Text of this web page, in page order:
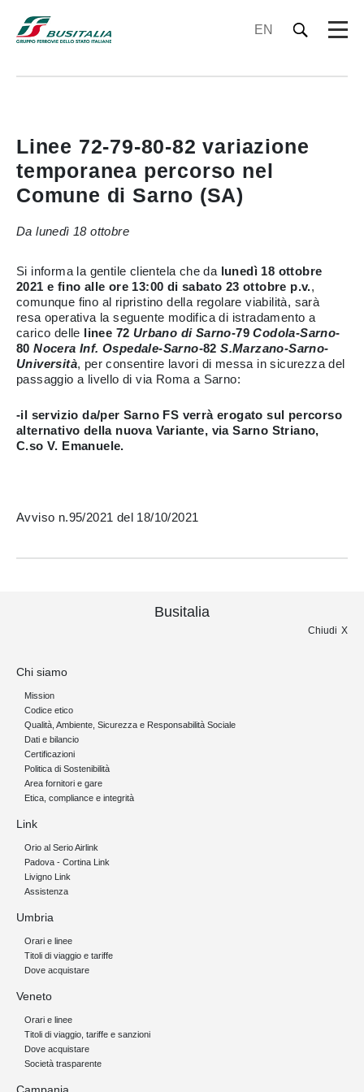
EN
Linee 72-79-80-82 variazione
temporanea percorso nel
Comune di Sarno (SA)
Da lunedì 18 ottobre
Si informa la gentile clientela che da lunedì 18 ottobre
2021 e fino alle ore 13:00 di sabato 23 ottobre p.v.,
comunque fino al ripristino della regolare viabilità, sarà
resa operativa la seguente modifica di istradamento a
carico delle linee 72 Urbano di Sarno-79Codola-Sarno-
80Nocera Inf. Ospedale-Sarno-82S.Marzano-Sarno-
Università, per consentire lavori di messa in sicurezza del
passaggio a livello di via Roma a Sarno:
-il servizio da/per Sarno FS verrà erogato sul percorso
alternativo della nuova Variante, via Sarno Striano,
C.so V. Emanuele.
Avviso n.95/2021 del 18/10/2021
Busitalia
Chiudi
Chi siamo
Mission
Codice etico
Qualità, Ambiente, Sicurezza e Responsabilità Sociale
Dati e bilancio
Certificazioni
Politica di Sostenibilità
Area fornitori e gare
Etica, compliance e integrità
Link
Orio al Serio Airlink
Padova - Cortina Link
Livigno Link
Assistenza
Umbria
Orari e linee
Titoli di viaggio e tariffe
Dove acquistare
Veneto
Orari e linee
Titoli di viaggio, tariffe e sanzioni
Dove acquistare
Società trasparente